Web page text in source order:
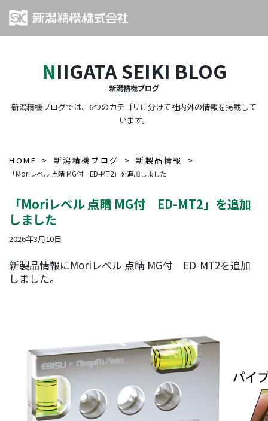
NIIGATA SEIKI BLOG
新潟精機ブログ
新潟精機ブログでは、6つのカテゴリに分けて社内外の情報を掲載して
います。
HOME 新潟精機ブログ 新製品情報
「Moriレベル 点睛 MG付 ED-MT2」を追加しました
「Moriレベル 点睛 MG付 ED-MT2」を追加
しました
2026年3月10日
新製品情報にMoriレベル 点睛 MG付 ED-MT2を追加
しました。